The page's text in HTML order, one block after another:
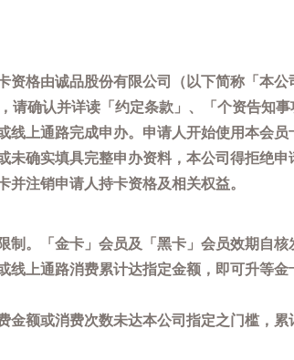
资格由诚品股份有限公司（以下简称「本
请确认并详读「约定条款」、「个资告知
线上通路完成申办。申请人开始使用本会
未确实填具完整申办资料，本公司得拒绝
并注销申请人持卡资格及相关权益。
制。「金卡」会员及「黑卡」会员效期自
线上通路消费累计达指定金额，即可升等
金额或消费次数未达本公司指定之门槛，